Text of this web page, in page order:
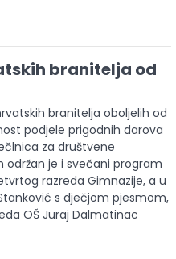
branitelja od
branitelja oboljelih od
podjele prigodnih darova
za društvene
održan je i svečani program
razreda Gimnazije, a u
s dječjom pjesmom,
OŠ Juraj Dalmatinac